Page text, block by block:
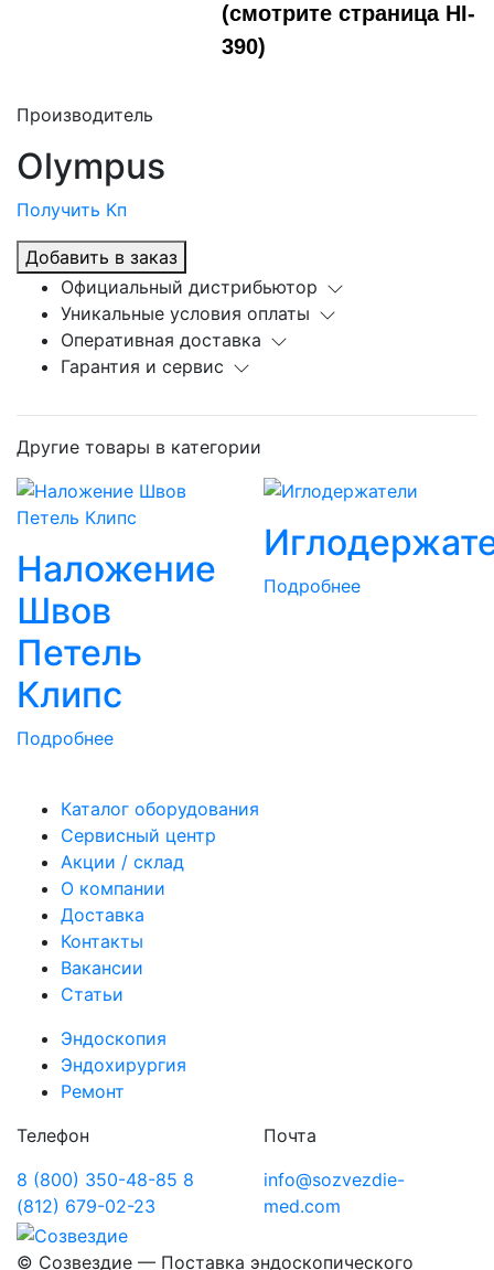
(смотрите страница HI-
390)
Производитель
Olympus
Получить Кп
Добавить в заказ
Официальный дистрибьютор
Уникальные условия оплаты
Оперативная доставка
Гарантия и сервис
Другие товары в категории
Наложение
Швов
Петель
Клипс
Подробнее
Подробнее
Каталог оборудования
Сервисный центр
Акции / склад
О компании
Доставка
Контакты
Вакансии
Статьи
Эндоскопия
Эндохирургия
Ремонт
Телефон
8 (800) 350-48-85 8
(812) 679-02-23
Почта
info@sozvezdie-
med.com
© Созвездие — Поставка эндоскопического